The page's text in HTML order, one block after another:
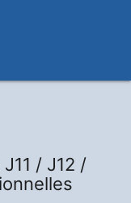
/ J12 /